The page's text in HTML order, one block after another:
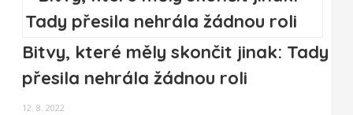
Bitvy, které měly skončit jinak: Tady
přesila nehrála žádnou roli
12. 8. 2022